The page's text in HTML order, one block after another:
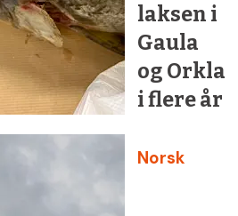
laksen i
Gaula
og Orkla
i flere år
Norsk